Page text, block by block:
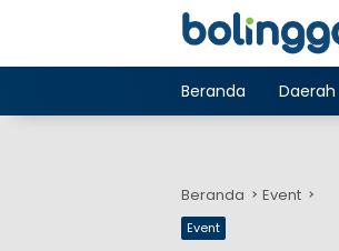
Beranda Daerah
Beranda Event
Event